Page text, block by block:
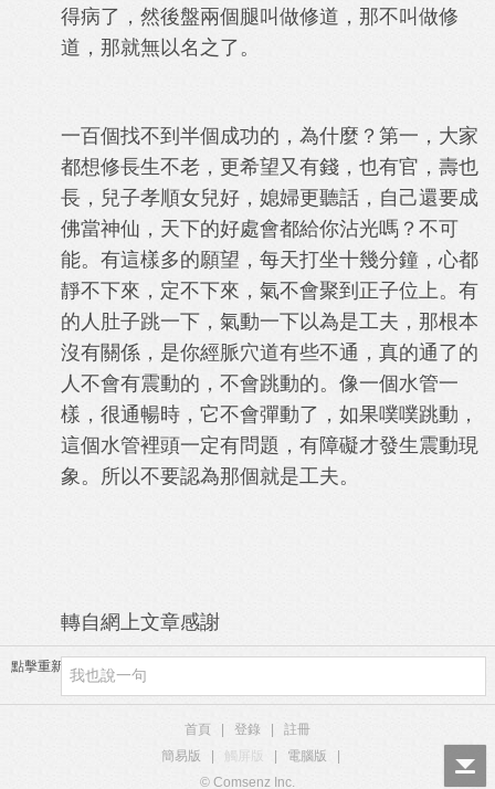
得病了，然後盤兩個腿叫做修道，那不叫做修
道，那就無以名之了。
一百個找不到半個成功的，為什麼？第一，大家
都想修長生不老，更希望又有錢，也有官，壽也
長，兒子孝順女兒好，媳婦更聽話，自己還要成
佛當神仙，天下的好處會都給你沾光嗎？不可
能。有這樣多的願望，每天打坐十幾分鐘，心都
靜不下來，定不下來，氣不會聚到正子位上。有
的人肚子跳一下，氣動一下以為是工夫，那根本
沒有關係，是你經脈穴道有些不通，真的通了的
人不會有震動的，不會跳動的。像一個水管一
樣，很通暢時，它不會彈動了，如果噗噗跳動，
這個水管裡頭一定有問題，有障礙才發生震動現
象。所以不要認為那個就是工夫。
轉自網上文章感謝
點擊重新加載
首頁 登錄
註冊
簡易版
觸屏版 電腦版
© Comsenz Inc.